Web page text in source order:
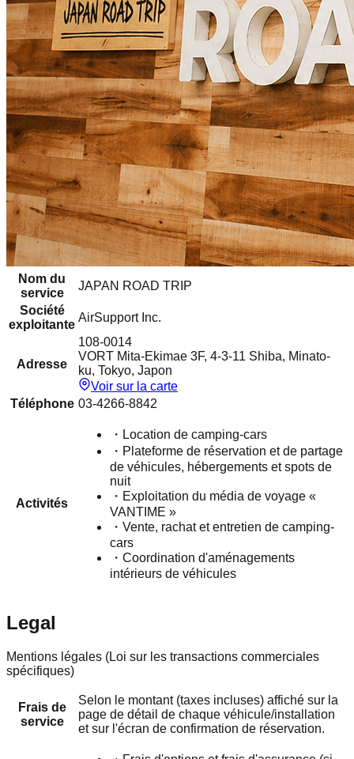
Nom du
service
JAPAN ROAD TRIP
Société
exploitante
AirSupport Inc.
Adresse
108-0014
VORT Mita-Ekimae 3F, 4-3-11 Shiba, Minato-
ku, Tokyo, Japon
Voir sur la carte
Téléphone 03-4266-8842
Activités
・ Location de camping-cars
・ Plateforme de réservation et de partage
de véhicules, hébergements et spots de
nuit
・ Exploitation du média de voyage «
VANTIME »
・ Vente, rachat et entretien de camping-
cars
・ Coordination d'aménagements
intérieurs de véhicules
Legal
Mentions légales (Loi sur les transactions commerciales
spécifiques)
Frais de
service
Selon le montant (taxes incluses) affiché sur la
page de détail de chaque véhicule/installation
et sur l'écran de confirmation de réservation.